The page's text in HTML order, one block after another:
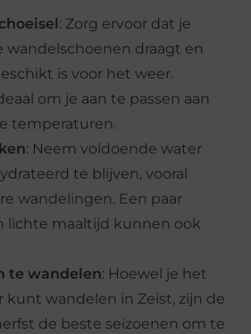
: Zorg ervoor dat je
wandelschoenen draagt en
is voor het weer.
om je aan te passen aan
temperaturen.
: Neem voldoende water
te blijven, vooral
wandelingen. Een paar
lichte maaltijd kunnen ook
te wandelen: Hoewel je het
kunt wandelen in Zeist, zijn de
de beste seizoenen om te